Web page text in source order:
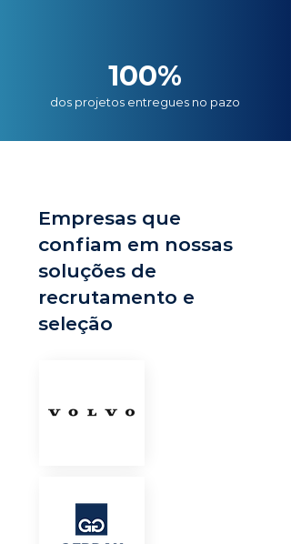
100%
dos projetos entregues no pazo
Empresas que
confiam em nossas
soluções de
recrutamento e
seleção